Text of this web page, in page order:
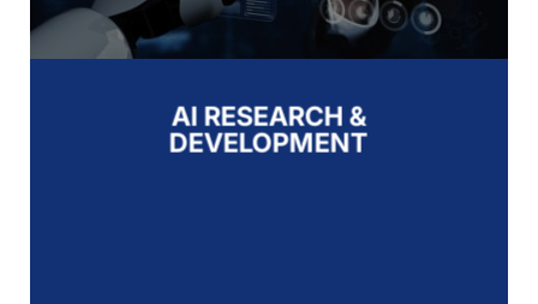
AI RESEARCH &
DEVELOPMENT